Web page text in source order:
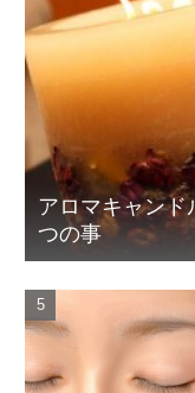
アロマキャンド
つの事